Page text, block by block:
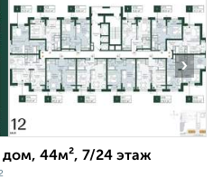
›
дом, 44м², 7/24 этаж